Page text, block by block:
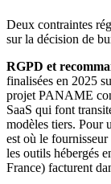
Deux contraintes
sur la décision de
RGPD et
finalisées en 2025
projet PANAME
SaaS qui font
modèles tiers. Pour
est où le
les outils hébergés
France) facturent